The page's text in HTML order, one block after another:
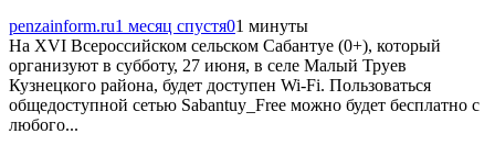
penzainform.ru1 месяц спустя01 минуты
На XVI Всероссийском сельском Сабантуе (0+), который
организуют в субботу, 27 июня, в селе Малый Труев
Кузнецкого района, будет доступен Wi-Fi. Пользоваться
общедоступной сетью Sabantuy_Free можно будет бесплатно с
любого...